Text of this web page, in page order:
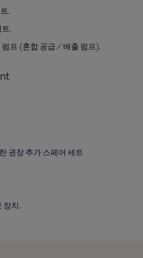
.
.
펌프 (혼합 공급 / 배출 펌프).
권장 추가 스페어 세트
장치.